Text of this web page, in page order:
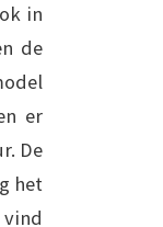
in
de
er
De
het